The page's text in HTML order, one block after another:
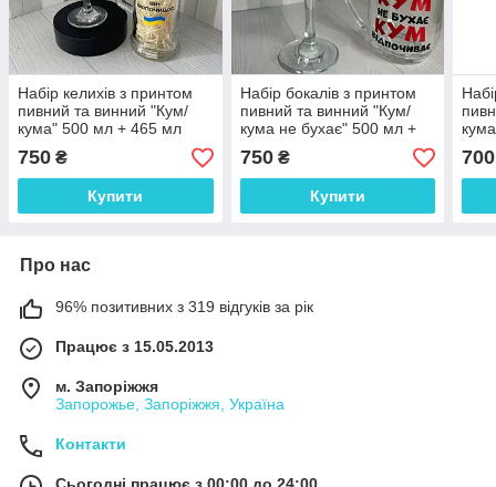
Набір келихів з принтом
пивний та винний "Кум/
кума" 500 мл + 465 мл
ціна за 2 шт
750 ₴
Купити
Набір бокалів з принтом
пивний та винний "Кум/
кума не бухає" 500 мл +
465 мл ціна за пару
750₴
Купити
700
Про нас
96% позитивних з 319 відгуків за рік
Працює з 15.05.2013
м. Запоріжжя
Запорожье, Запоріжжя, Україна
Контакти